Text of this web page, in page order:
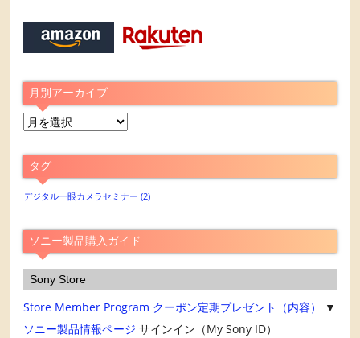
月別アーカイブ
月
ア
ー
カ
ブ
タグ
デジタル一眼カメラセミナー (2)
ソニー製品購入ガイド
Sony Store
Store Member Program クーポン定期プレゼント（内容）
▼
ソニー製品情報ページ サインイン（My Sony ID）